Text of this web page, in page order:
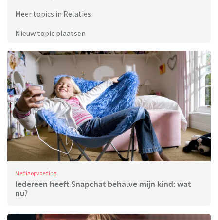
Meer topics in Relaties
Nieuw topic plaatsen
Mediaopvoeding
Iedereen heeft Snapchat behalve mijn kind: wat
nu?